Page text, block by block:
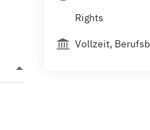
Rights
Vollzeit,